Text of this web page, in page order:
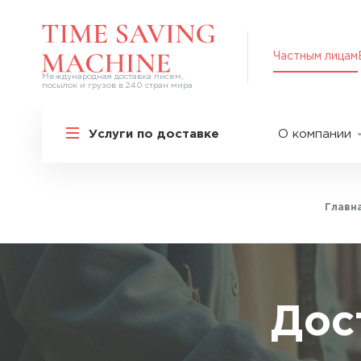
Международная доставка писем,
посылок и грузов в 240 стран мира
Частным лицам
Услуги по доставке
Международная доставка
Самые срочные тарифы
Перевозка специальных грузов
О компании
Оплата
Упаковка